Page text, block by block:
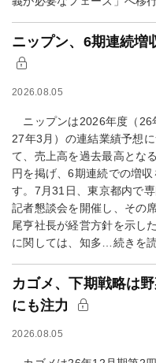
ニップン、6期連続
2026.08.05
ニップンは2026年度（26
27年3月）の連結業績予想
て、売上高を過去最高とな
円を掲げ、6期連続での増収
す。7月31日、東京都内で専
記者懇談会を開催し、その
尾亨社長が経営方針を示し
に関しては、知多…続きを
カゴメ、下期戦略は
にも注力
2026.08.05